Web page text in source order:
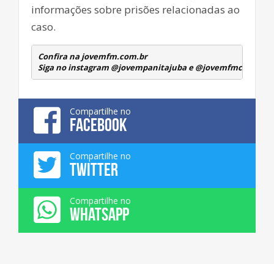
informações sobre prisões relacionadas ao
caso.
Confira na jovemfm.com.br
Siga no instagram @jovempanitajuba e
Compartilhe no
FACEBOOK
Compartilhe no
TWITTER
Compartilhe no
WHATSAPP